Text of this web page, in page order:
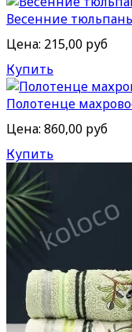
Весенние
Цена: 215,00 руб
Купить
Полотенце
Цена: 860,00 руб
Купить